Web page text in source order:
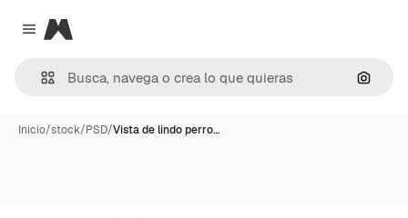
Close menu
Magnific
Inicio/stock/PSD/Vista de lindo perro…